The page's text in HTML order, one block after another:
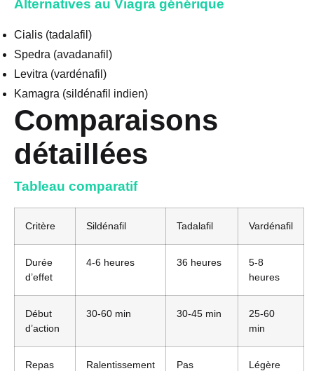
Alternatives au Viagra générique
Cialis (tadalafil)
Spedra (avadanafil)
Levitra (vardénafil)
Kamagra (sildénafil indien)
Comparaisons
détaillées
Tableau comparatif
Critère Sildénafil Tadalafil Vardénafil
Durée
d’effet
4-6 heures 36 heures
5-8
heures
Début
d’action
30-60 min 30-45 min
25-60
min
Repas
Ralentissement
Pas
Légère